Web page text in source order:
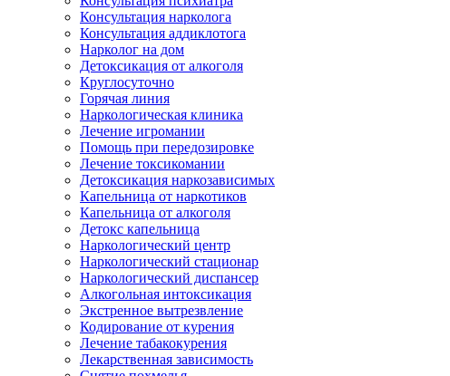
Консультация нарколога
Консультация аддиклотога
Нарколог на дом
Детоксикация от алкоголя
Круглосуточно
Горячая линия
Наркологическая клиника
Лечение игромании
Помощь при передозировке
Лечение токсикомании
Детоксикация наркозависимых
Капельница от наркотиков
Капельница от алкоголя
Детокс капельница
Наркологический центр
Наркологический стационар
Наркологический диспансер
Алкогольная интоксикация
Экстренное вытрезвление
Кодирование от курения
Лечение табакокурения
Лекарственная зависимость